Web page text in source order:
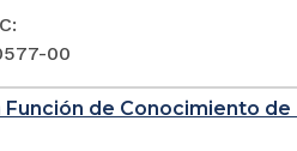
00
de Conocimiento de